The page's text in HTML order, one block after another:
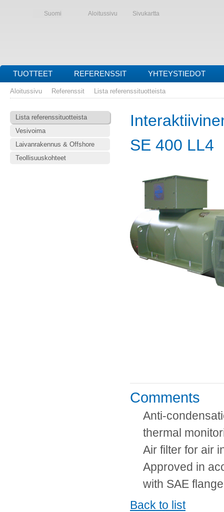
Suomi Aloitussivu Sivukartta
TUOTTEET REFERENSSIT YHTEYSTIEDOT
Aloitussivu Referenssit Lista referenssituotteista
Lista referenssituotteista
Vesivoima
Laivanrakennus & Offshore
Teollisuuskohteet
SE 400 LL4
Comments
Anti-
thermal
Air filter for air
Approved in
with SAE flange
Back to list